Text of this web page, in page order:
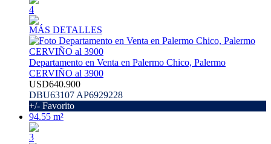
4
MÁS DETALLES
Departamento en Venta en Palermo Chico, Palermo
CERVIÑO al 3900
USD640.900
DBU63107 AP6929228
+/- Favorito
94.55 m²
3